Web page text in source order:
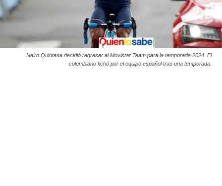
Nairo Quintana decidió regresar al Movistar Team para la temporada 2024. El
colombiano fichó por el equipo español tras una temporada.